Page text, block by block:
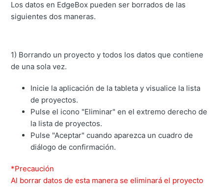
Los datos en EdgeBox pueden ser borrados de las
siguientes dos maneras.
1) Borrando un proyecto y todos los datos que contiene
de una sola vez.
Inicie la aplicación de la tableta y visualice la lista
de proyectos.
Pulse el icono "Eliminar" en el extremo derecho de
la lista de proyectos.
Pulse "Aceptar" cuando aparezca un cuadro de
diálogo de confirmación.
*Precaución
Al borrar datos de esta manera se eliminará el proyecto